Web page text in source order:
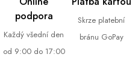
podpora
Každý všední den
od 9:00 do 17:00
Skrze platební
bránu GoPay